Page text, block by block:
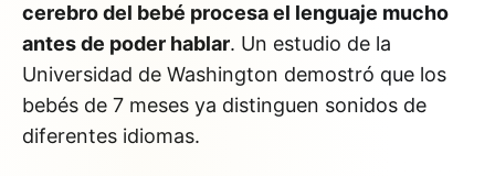
cerebro del bebé procesa el lenguaje mucho
antes de poder hablar. Un estudio de la
Universidad de Washington demostró que los
bebés de 7 meses ya distinguen sonidos de
diferentes idiomas.